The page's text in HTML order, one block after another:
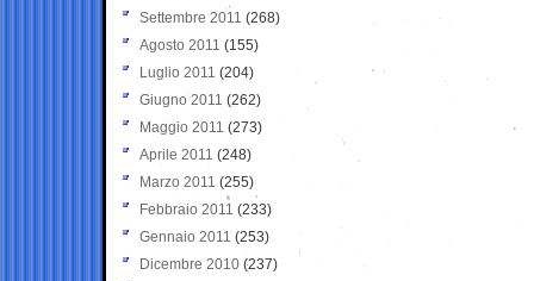
Settembre 2011 (268)
Agosto 2011 (155)
Luglio 2011 (204)
Giugno 2011 (262)
Maggio 2011 (273)
Aprile 2011 (248)
Marzo 2011 (255)
Febbraio 2011 (233)
Gennaio 2011 (253)
Dicembre 2010 (237)